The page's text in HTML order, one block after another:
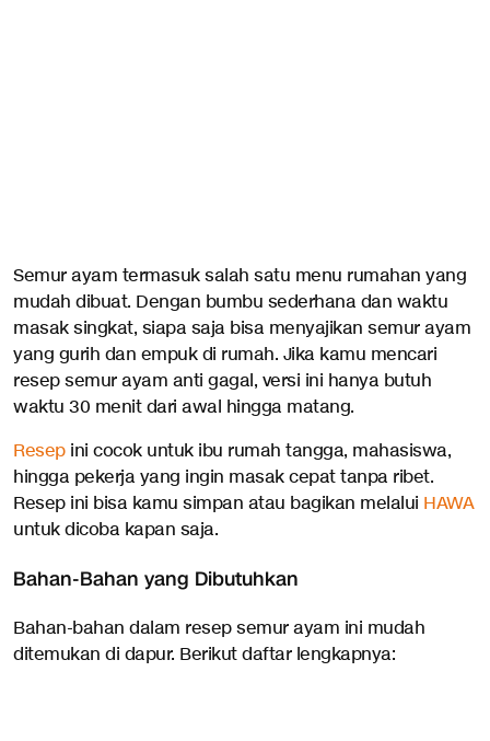
Semur ayam termasuk salah satu menu rumahan yang
mudah dibuat. Dengan bumbu sederhana dan waktu
masak singkat, siapa saja bisa menyajikan semur ayam
yang gurih dan empuk di rumah. Jika kamu mencari
resep semur ayam anti gagal, versi ini hanya butuh
waktu 30 menit dari awal hingga matang.
Resepini cocok untuk ibu rumah tangga, mahasiswa,
hingga pekerja yang ingin masak cepat tanpa ribet.
Resep ini bisa kamu simpan atau bagikan melalui HAWA
untuk dicoba kapan saja.
Bahan-Bahan yang Dibutuhkan
Bahan-bahan dalam resep semur ayam ini mudah
ditemukan di dapur. Berikut daftar lengkapnya: